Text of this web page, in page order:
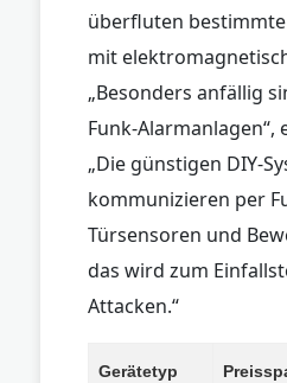
überfluten
mit
„Besonders anfällig
Funk-Alarmanlagen“,
„Die günstigen DIY-
kommunizieren per
Türsensoren und
das wird zum
Attacken.“
Gerätetyp